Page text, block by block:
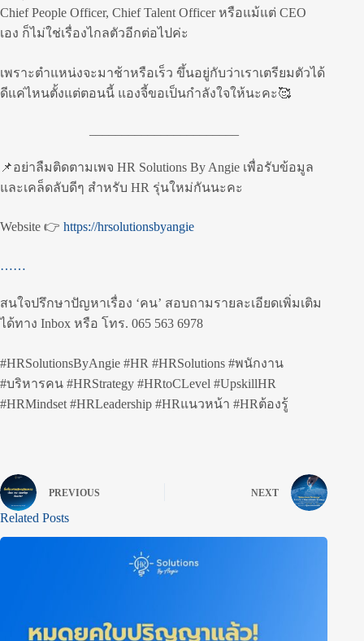
Chief People Officer, Chief Talent Officer หรือแม้แต่ CEO
เอง ก็ไม่ใช่เรื่องไกลตัวอีกต่อไปค่ะ
เพราะตำแหน่งจะมาช้าหรือเร็ว ขึ้นอยู่กับว่าเราเตรียมตัวได้
ดีแค่ไหนตั้งแต่ตอนนี้ แองจี้ขอเป็นกำลังใจให้นะคะ🥰
📌อย่าลืมติดตามเพจ HR Solutions By Angie เพื่อรับข้อมูล
และเคล็ดลับดีๆ สำหรับ HR รุ่นใหม่กันนะคะ
Website 👉 https://hrsolutionsbyangie
……
สนใจปรึกษาปัญหาเรื่อง ‘คน’ สอบถามรายละเอียดเพิ่มเติม
ได้ทาง Inbox หรือ โทร. 065 563 6978
#HRSolutionsByAngie #HR #HRSolutions #พนักงาน
#บริหารคน #HRStrategy #HRtoCLevel #UpskillHR
#HRMindset #HRLeadership #HRแนวหน้า #HRต้องรู้
PREVIOUS NEXT
Related Posts